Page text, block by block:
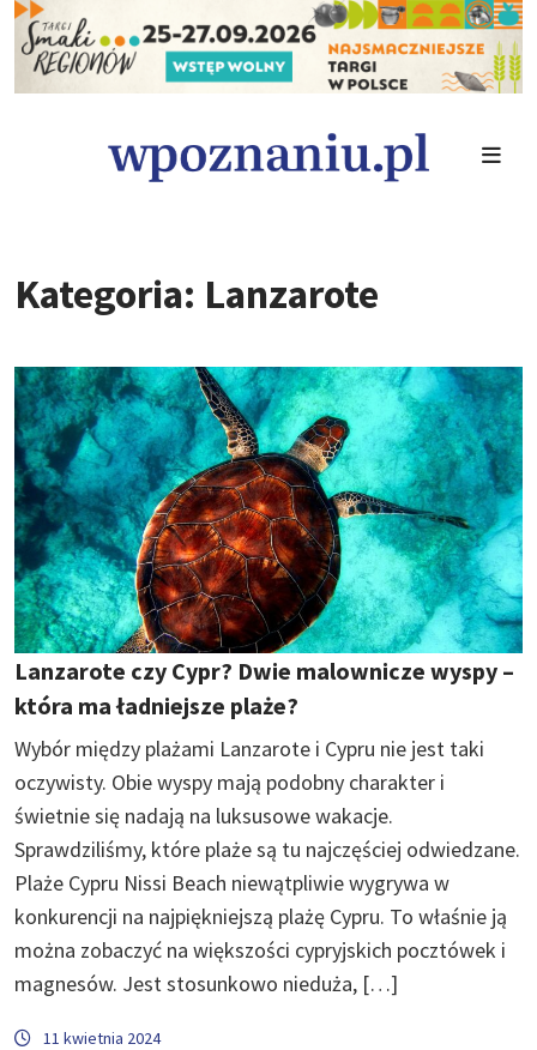
Kategoria: Lanzarote
Lanzarote czy Cypr? Dwie malownicze wyspy –
która ma ładniejsze plaże?
Wybór między plażami Lanzarote i Cypru nie jest taki
oczywisty. Obie wyspy mają podobny charakter i
świetnie się nadają na luksusowe wakacje.
Sprawdziliśmy, które plaże są tu najczęściej odwiedzane.
Plaże Cypru Nissi Beach niewątpliwie wygrywa w
konkurencji na najpiękniejszą plażę Cypru. To właśnie ją
można zobaczyć na większości cypryjskich pocztówek i
magnesów. Jest stosunkowo nieduża, […]
11 kwietnia 2024